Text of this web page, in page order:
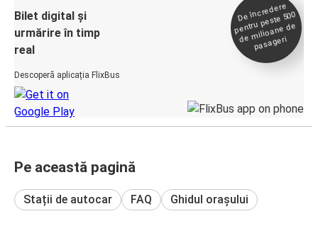
Bilet digital și
urmărire în timp
real
Descoperă aplicația FlixBus
De încredere
pentru peste 500
de
milioane de
pasageri
Pe această pagină
Stații de autocar FAQ Ghidul orașului